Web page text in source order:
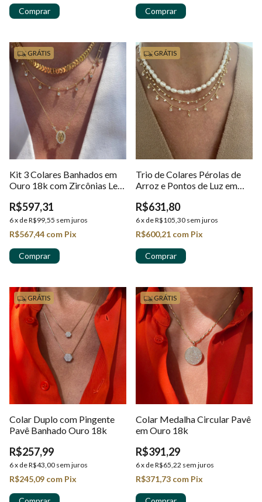
GRÁTIS
Kit 3 Colares Banhados em
Ouro 18k com Zircônias Le
R$597,31
6x deR$99,55 sem juros
R$567,44 com Pix
GRÁTIS
Trio de Colares Pérolas de
Arroz e Pontos de Luz em
R$631,80
6x deR$105,30 sem juros
R$600,21 com Pix
GRÁTIS
Colar Duplo com Pingente
Pavê Banhado Ouro 18k
R$257,99
6x deR$43,00 sem juros
R$245,09 com Pix
GRÁTIS
Colar Medalha Circular Pavê
em Ouro 18k
R$391,29
6x deR$65,22 sem juros
R$371,73 com Pix